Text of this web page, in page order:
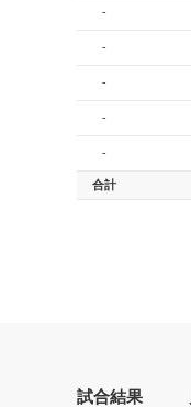
-
-
-
-
-
合計
試合結果